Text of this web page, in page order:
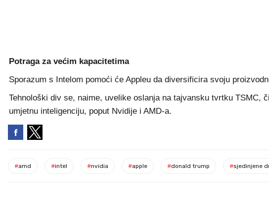
Potraga za većim kapacitetima
Sporazum s Intelom pomoći će Appleu da diversificira svoju
Tehnološki div se, naime, uvelike oslanja na tajvansku tvrtku TSMC,
umjetnu inteligenciju, poput Nvidije i AMD-a.
#amd #intel #nvidia #apple #donald trump #sjedinjene